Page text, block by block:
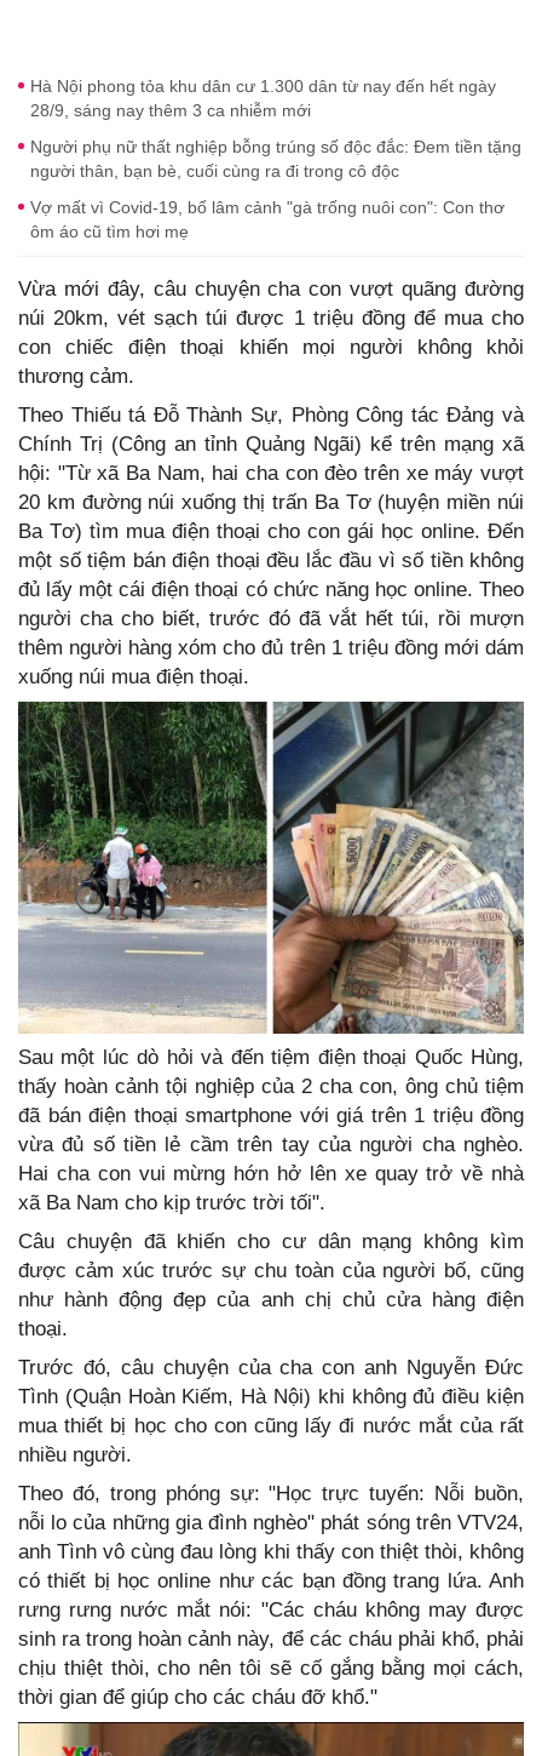
Hà Nội phong tỏa khu dân cư 1.300 dân từ nay đến hết ngày
28/9, sáng nay thêm 3 ca nhiễm mới
Người phụ nữ thất nghiệp bỗng trúng số độc đắc: Đem tiền tặng
người thân, bạn bè, cuối cùng ra đi trong cô độc
Vợ mất vì Covid-19, bố lâm cảnh "gà trống nuôi con": Con thơ
ôm áo cũ tìm hơi mẹ
Vừa mới đây, câu chuyện cha con vượt quãng đường
núi 20km, vét sạch túi được 1 triệu đồng để mua cho
con chiếc điện thoại khiến mọi người không khỏi
thương cảm.
Theo Thiếu tá Đỗ Thành Sự, Phòng Công tác Đảng và
Chính Trị (Công an tỉnh Quảng Ngãi) kể trên mạng xã
hội: "Từ xã Ba Nam, hai cha con đèo trên xe máy vượt
20 km đường núi xuống thị trấn Ba Tơ (huyện miền núi
Ba Tơ) tìm mua điện thoại cho con gái học online. Đến
một số tiệm bán điện thoại đều lắc đầu vì số tiền không
đủ lấy một cái điện thoại có chức năng học online. Theo
người cha cho biết, trước đó đã vắt hết túi, rồi mượn
thêm người hàng xóm cho đủ trên 1 triệu đồng mới dám
xuống núi mua điện thoại.
Sau một lúc dò hỏi và đến tiệm điện thoại Quốc Hùng,
thấy hoàn cảnh tội nghiệp của 2 cha con, ông chủ tiệm
đã bán điện thoại smartphone với giá trên 1 triệu đồng
vừa đủ số tiền lẻ cầm trên tay của người cha nghèo.
Hai cha con vui mừng hớn hở lên xe quay trở về nhà
xã Ba Nam cho kịp trước trời tối".
Câu chuyện đã khiến cho cư dân mạng không kìm
được cảm xúc trước sự chu toàn của người bố, cũng
như hành động đẹp của anh chị chủ cửa hàng điện
thoại.
Trước đó, câu chuyện của cha con anh Nguyễn Đức
Tình (Quận Hoàn Kiếm, Hà Nội) khi không đủ điều kiện
mua thiết bị học cho con cũng lấy đi nước mắt của rất
nhiều người.
Theo đó, trong phóng sự: "Học trực tuyến: Nỗi buồn,
nỗi lo của những gia đình nghèo" phát sóng trên VTV24,
anh Tình vô cùng đau lòng khi thấy con thiệt thòi, không
có thiết bị học online như các bạn đồng trang lứa. Anh
rưng rưng nước mắt nói: "Các cháu không may được
sinh ra trong hoàn cảnh này, để các cháu phải khổ, phải
chịu thiệt thòi, cho nên tôi sẽ cố gắng bằng mọi cách,
thời gian để giúp cho các cháu đỡ khổ."